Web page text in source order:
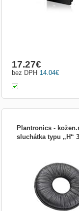
14.04€
bez DPH
17.27€
Plantronics -
sluchátka typu „H“
návleku. Přehled
příslušentsví naleznete:
http://www.plantro.net/